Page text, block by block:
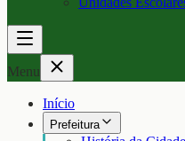
Menu
Início
Prefeitura